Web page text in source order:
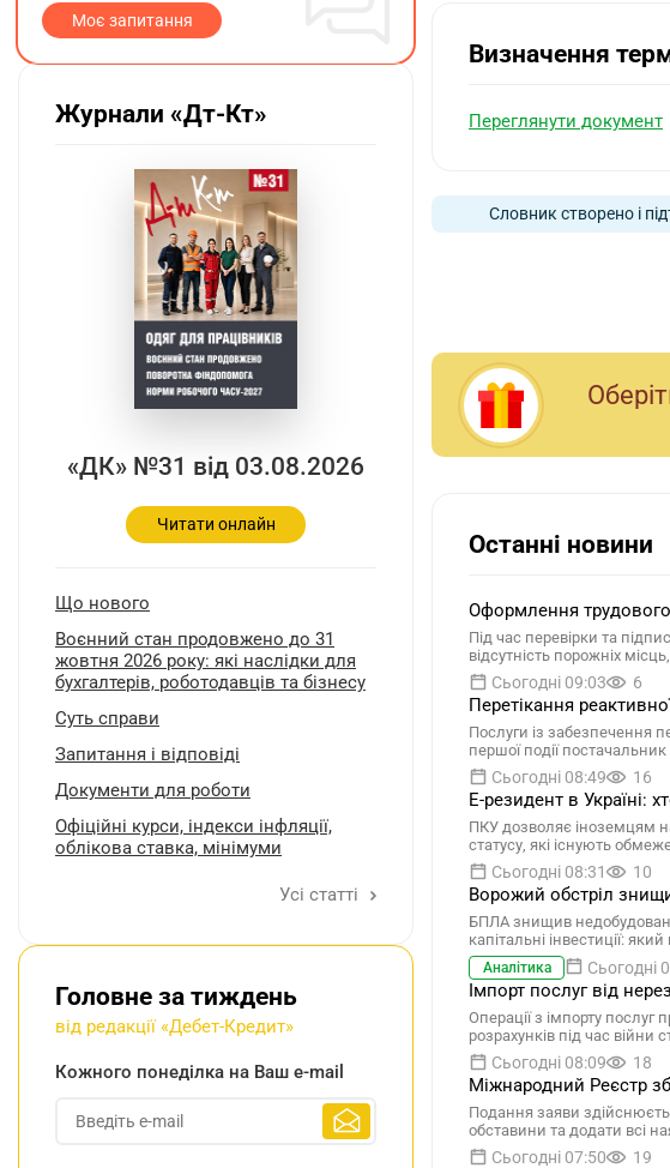
Визначення
Переглянути документ
Словник створено і
Останні новини
Оформлення
Під час перевірки та
відсутність порожніх
Сьогодні 09:03 6
Перетікання
Послуги із забезпечення
першої події
Сьогодні 08:49 16
Е-резидент в Україні:
ПКУ дозволяє іноземцям
статусу, які існують
Сьогодні 08:31 10
Ворожий обстріл
БПЛА знищив
капітальні інвестиції:
Аналітика Сьогодні
Імпорт послуг від
Операції з імпорту
розрахунків під час
Сьогодні 08:09 18
Міжнародний Реєстр
Подання заяви
обставини та додати всі
Сьогодні 07:50 19
Моє запитання
Журнали «Дт-Кт»
«ДК» №31 від 03.08.2026
Читати онлайн
Що нового
Воєнний стан продовжено до 31
жовтня 2026 року: які наслідки для
бухгалтерів, роботодавців та бізнесу
Суть справи
Запитання і відповіді
Документи для роботи
Oфіційні курси, індекcи інфляції,
облікова ставка, мінімуми
Усі статті
Головне за тиждень
від редакції «Дебет-Кредит»
Кожного понеділка на Ваш e-mail